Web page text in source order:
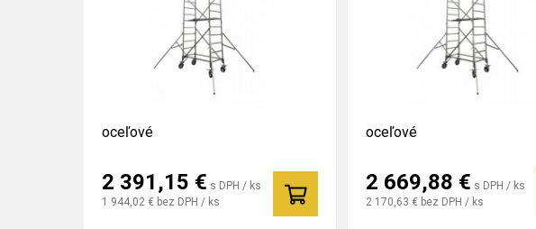
oceľové
2 391,15 € s DPH / ks
1 944,02 € bez DPH / ks
oceľové
2 669,88 € s DPH / ks
2 170,63 € bez DPH / ks